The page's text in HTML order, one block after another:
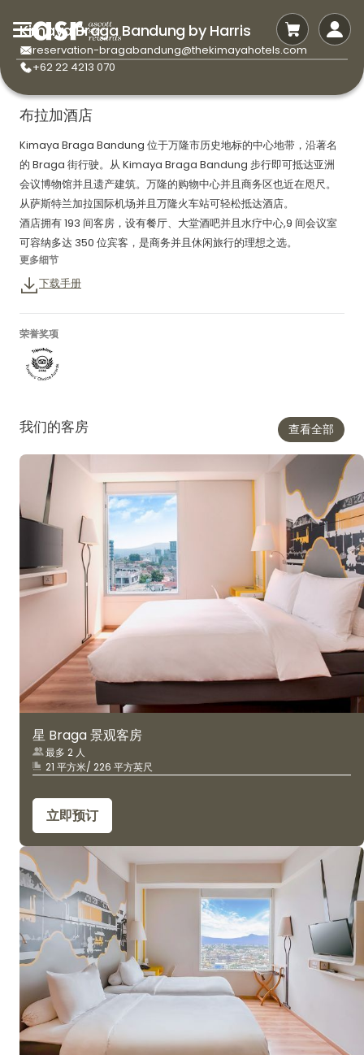
Kimaya Braga Bandung by Harris
reservation-bragabandung@thekimayahotels.com
+62 22 4213 070
布拉加酒店
Kimaya Braga Bandung 位于万隆市历史地标的中心地带，沿著名
的 Braga 街行驶。从 Kimaya Braga Bandung 步行即可抵达亚洲
会议博物馆并且遗产建筑。万隆的购物中心并且商务区也近在咫尺。
从萨斯特兰加拉国际机场并且万隆火车站可轻松抵达酒店。
酒店拥有 193 间客房，设有餐厅、大堂酒吧并且水疗中心,9 间会议室
可容纳多达 350 位宾客，是商务并且休闲旅行的理想之选。
更多细节
下载手册
荣誉奖项
我们的客房 查看全部
星 Braga 景观客房
最多 2 人
21 平方米/ 226 平方英尺
立即预订